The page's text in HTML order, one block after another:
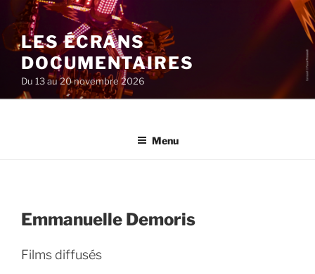
au
contenu
principal
LES ÉCRANS
DOCUMENTAIRES
Du 13 au 20 novembre 2026
Menu
Emmanuelle Demoris
Films diffusés